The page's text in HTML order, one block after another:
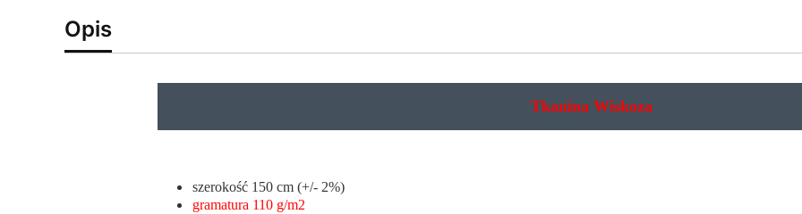
Opis
Tkanina Wiskoza
szerokość 150 cm (+/- 2%)
gramatura 110 g/m2